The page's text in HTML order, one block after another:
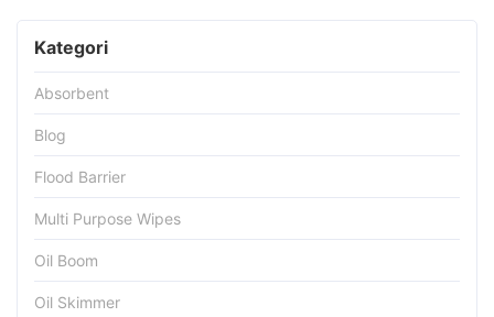
Kategori
Absorbent
Blog
Flood Barrier
Multi Purpose Wipes
Oil Boom
Oil Skimmer